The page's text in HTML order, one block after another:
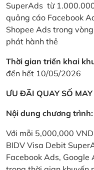
SuperAds từ
quảng cáo Facebook
Shopee Ads trong
phát hành thẻ
Thời gian triển khai
đến hết 10/05/2026
ƯU ĐÃI QUAY SỐ
Nội dung chương trình:
Với mỗi 5,000,000
BIDV Visa Debit
Facebook Ads, Google